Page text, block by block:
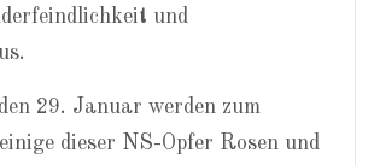
und
29. Januar werden zum
dieser NS-Opfer Rosen und